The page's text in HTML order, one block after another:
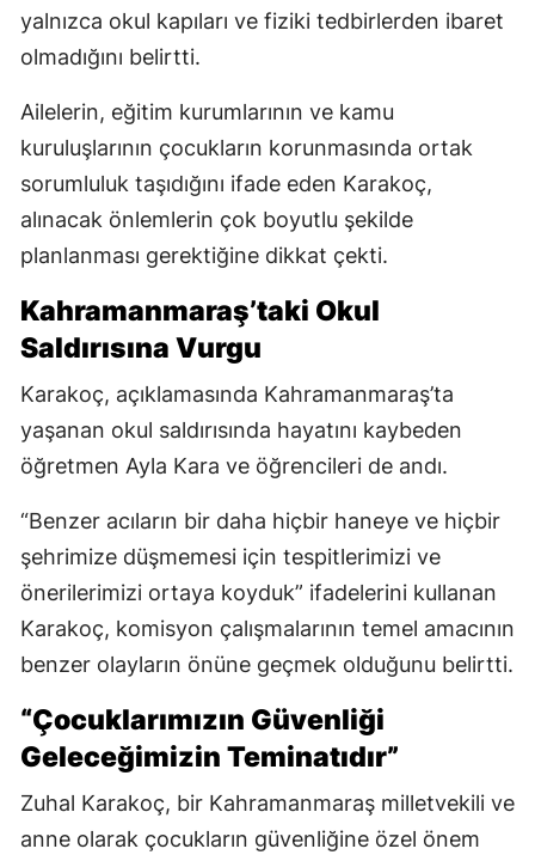
yalnızca okul kapıları ve fiziki tedbirlerden ibaret
olmadığını belirtti.
Ailelerin, eğitim kurumlarının ve kamu
kuruluşlarının çocukların korunmasında ortak
sorumluluk taşıdığını ifade eden Karakoç,
alınacak önlemlerin çok boyutlu şekilde
planlanması gerektiğine dikkat çekti.
Kahramanmaraş’taki Okul
Saldırısına Vurgu
Karakoç, açıklamasında Kahramanmaraş’ta
yaşanan okul saldırısında hayatını kaybeden
öğretmen Ayla Kara ve öğrencileri de andı.
“Benzer acıların bir daha hiçbir haneye ve hiçbir
şehrimize düşmemesi için tespitlerimizi ve
önerilerimizi ortaya koyduk” ifadelerini kullanan
Karakoç, komisyon çalışmalarının temel amacının
benzer olayların önüne geçmek olduğunu belirtti.
“Çocuklarımızın Güvenliği
Geleceğimizin Teminatıdır”
Zuhal Karakoç, bir Kahramanmaraş milletvekili ve
anne olarak çocukların güvenliğine özel önem